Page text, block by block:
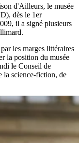
d'Ailleurs, le musée
dès le 1er
il a signé plusieurs
les marges littéraires
la position du musée
le Conseil de
la science-fiction, de